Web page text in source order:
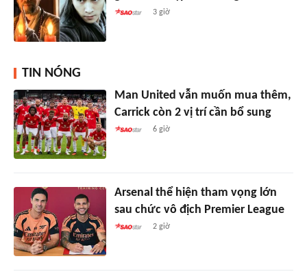
3 giờ
TIN NÓNG
Man United vẫn muốn mua thêm,
Carrick còn 2 vị trí cần bổ sung
6 giờ
Arsenal thể hiện tham vọng lớn
sau chức vô địch Premier League
2 giờ